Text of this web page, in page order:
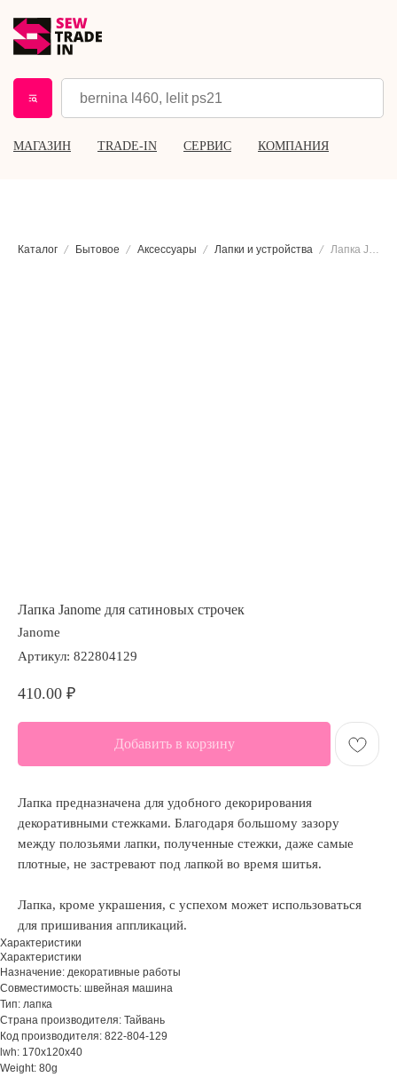
МАГАЗИН TRADE-IN СЕРВИС КОМПАНИЯ
Каталог Бытовое Аксессуары Лапки и устройства Лапка Janome для сатиновых строчек
Лапка Janome для сатиновых строчек
Janome
Артикул: 822804129
410.00 ₽
Добавить в корзину
Лапка предназначена для удобного декорирования
декоративными стежками. Благодаря большому зазору
между полозьями лапки, полученные стежки, даже самые
плотные, не застревают под лапкой во время шитья.
Лапка, кроме украшения, с успехом может использоваться
для пришивания аппликаций.
Характеристики
Характеристики
Назначение: декоративные работы
Совместимость: швейная машина
Тип: лапка
Страна производителя: Тайвань
Код производителя: 822-804-129
lwh: 170x120x40
Weight: 80g